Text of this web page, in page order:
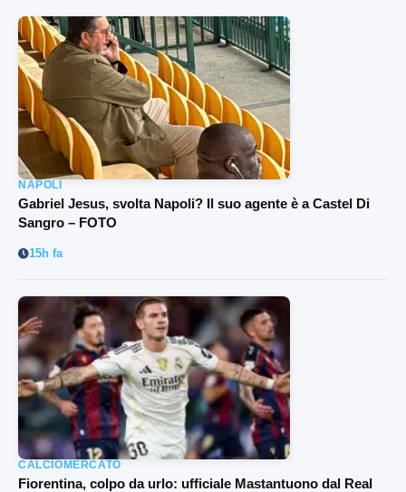
NAPOLI
Gabriel Jesus, svolta Napoli? Il suo agente è a Castel Di
Sangro – FOTO
15h fa
CALCIOMERCATO
Fiorentina, colpo da urlo: ufficiale Mastantuono dal Real